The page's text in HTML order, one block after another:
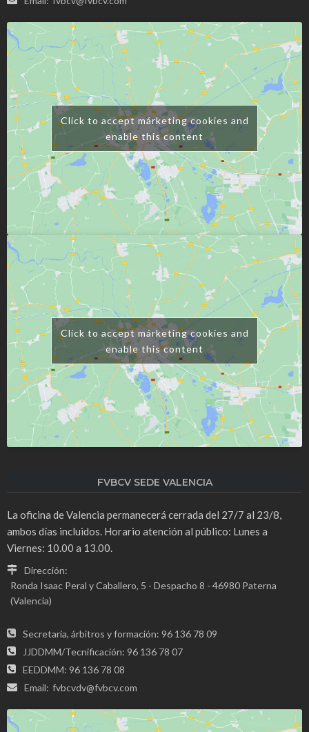
Click to accept márketing cookies and
enable this content
Click to accept márketing cookies and
enable this content
FVBCV SEDE VALENCIA
La oficina de Valencia permanecerá cerrada del 27/7 al 23/8,
ambos días incluidos. Horario atención al público: Lunes a
Viernes: 10.00 a 13.00.
Dirección:
Ronda Isaac Peral y Caballero, 5 - Despacho 8 - 46980 Paterna
(Valencia)
Secretaria, árbitros y formación: 96 136 78 09
JJDDMM/Tecnificación: 96 136 78 07
EEDDMM: 96 136 78 08
Email: fvbcvdv@fvbcv.com